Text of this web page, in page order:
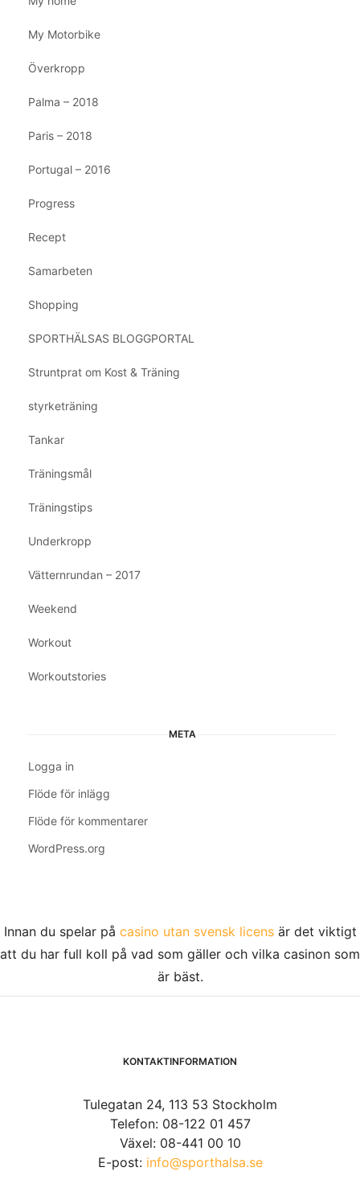
My Motorbike
Överkropp
Palma – 2018
Paris – 2018
Portugal – 2016
Progress
Recept
Samarbeten
Shopping
SPORTHÄLSAS BLOGGPORTAL
Struntprat om Kost & Träning
styrketräning
Tankar
Träningsmål
Träningstips
Underkropp
Vätternrundan – 2017
Weekend
Workout
Workoutstories
META
Logga in
Flöde för inlägg
Flöde för kommentarer
WordPress.org
Innan du spelar på casino utan svensk licensär det viktigt
att du har full koll på vad som gäller och vilka casinon som
är bäst.
KONTAKTINFORMATION
Tulegatan 24, 113 53 Stockholm
Telefon: 08-122 01 457
Växel: 08-441 00 10
E-post: info@sporthalsa.se